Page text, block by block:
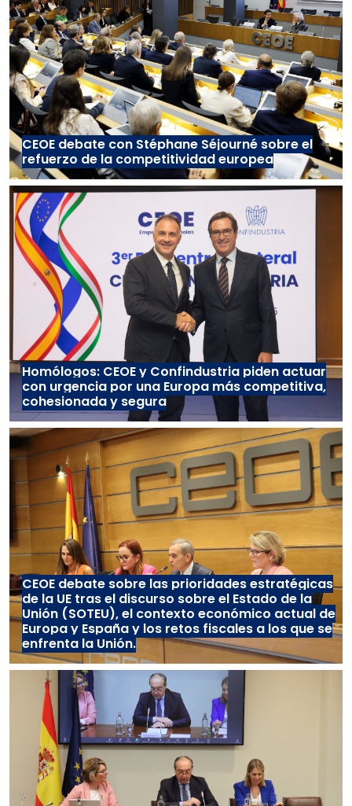
CEOE debate con Stéphane Séjourné sobre el
refuerzo de la competitividad europea
Homólogos: CEOE y Confindustria piden actuar
con urgencia por una Europa más competitiva,
cohesionada y segura
CEOE debate sobre las prioridades estratégicas
de la UE tras el discurso sobre el Estado de la
Unión (SOTEU), el contexto económico actual de
Europa y España y los retos fiscales a los que se
enfrenta la Unión.